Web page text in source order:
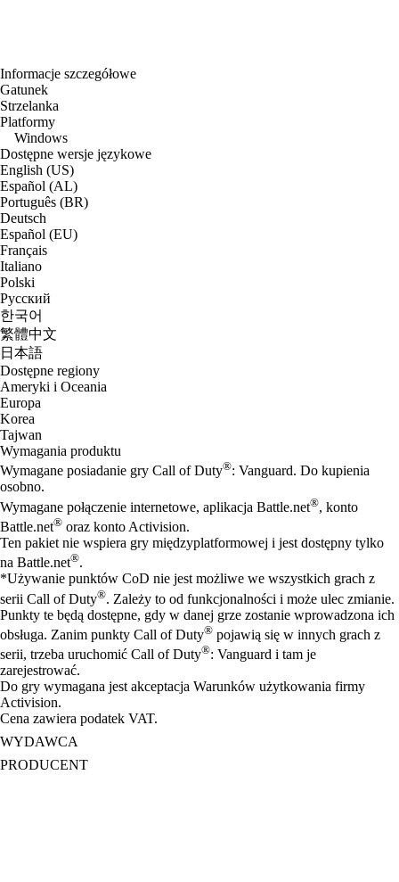
Informacje szczegółowe
Gatunek
Strzelanka
Platformy
Windows
Dostępne wersje językowe
English (US)
Español (AL)
Português (BR)
Deutsch
Español (EU)
Français
Italiano
Polski
Русский
한국어
繁體中文
日本語
Dostępne regiony
Ameryki i Oceania
Europa
Korea
Tajwan
Wymagania produktu
Wymagane posiadanie gry Call of Duty®: Vanguard. Do kupienia
osobno.
Wymagane połączenie internetowe, aplikacja Battle.net®, konto
Battle.net® oraz konto Activision.
Ten pakiet nie wspiera gry międzyplatformowej i jest dostępny tylko
na Battle.net®.
*Używanie punktów CoD nie jest możliwe we wszystkich grach z
serii Call of Duty®. Zależy to od funkcjonalności i może ulec zmianie.
Punkty te będą dostępne, gdy w danej grze zostanie wprowadzona ich
obsługa. Zanim punkty Call of Duty® pojawią się w innych grach z
serii, trzeba uruchomić Call of Duty®: Vanguard i tam je
zarejestrować.
Do gry wymagana jest akceptacja Warunków użytkowania firmy
Activision.
Cena zawiera podatek VAT.
WYDAWCA
PRODUCENT